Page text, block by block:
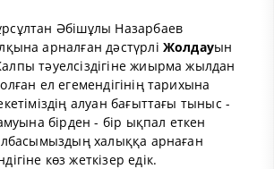
Әбішұлы Назарбаев
арналған дәстүрлі Жолдауын
тәуелсіздігіне жиырма жылдан
ел егемендігінің тарихына
алуан бағыттағы тыныс -
бірден - бір ықпал еткен
халыққа арнаған
көз жеткізер едік.